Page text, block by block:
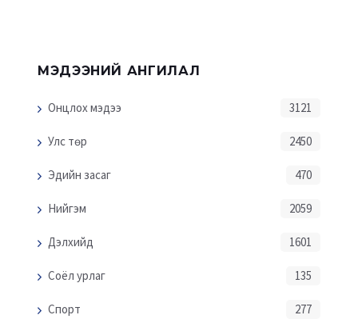
МЭДЭЭНИЙ АНГИЛАЛ
Онцлох мэдээ 3121
Улс төр 2450
Эдийн засаг 470
Нийгэм 2059
Дэлхийд 1601
Соёл урлаг 135
Спорт 277